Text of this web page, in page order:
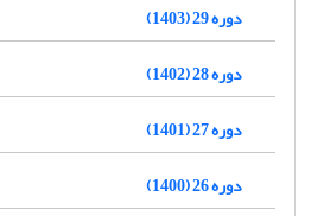
دوره 29 (1403)
دوره 28 (1402)
دوره 27 (1401)
دوره 26 (1400)